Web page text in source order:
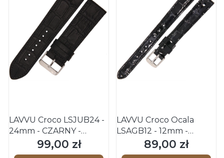
LAVVU Croco LSJUB24 -
24mm - CZARNY -
Skórzany pasek do
zegarka
Cena
99,00 zł
LAVVU Croco Ocala
LSAGB12 - 12mm -
CZARNY - Skórzany
pasek do zegarka
Cena
89,00 zł